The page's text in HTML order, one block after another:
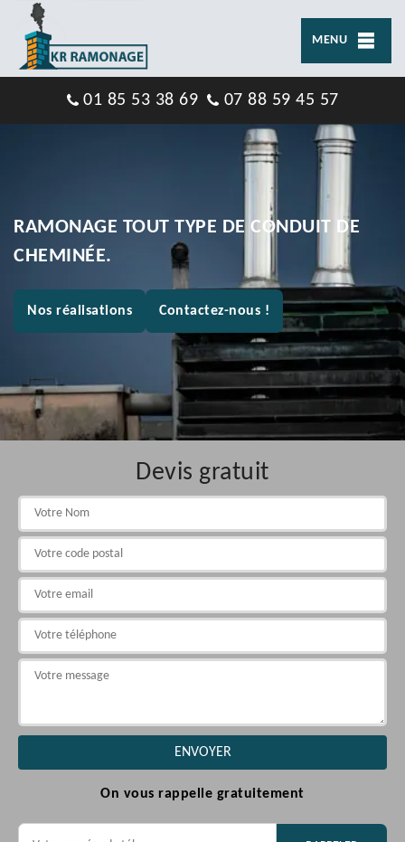
MENU
01 85 53 38 69 07 88 59 45 57
RAMONAGE TOUT TYPE DE CONDUIT DE
CHEMINÉE.
Nos réalisations Contactez-nous !
Devis gratuit
On vous rappelle gratuitement